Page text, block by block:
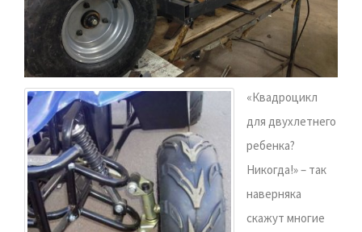
«Квадроцикл
для двухлетнего
ребенка?
Никогда!» – так
наверняка
скажут многие